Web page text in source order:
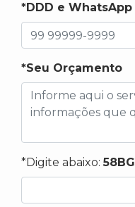
*DDD e WhatsApp
*Seu Orçamento
*Digite abaixo:58BG